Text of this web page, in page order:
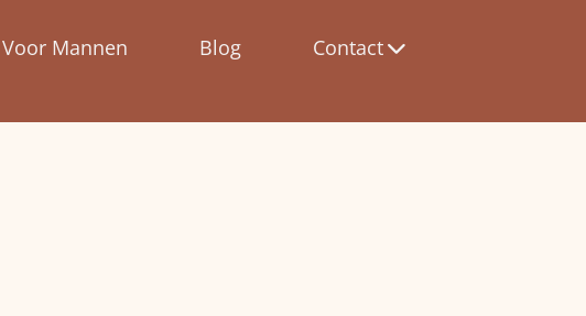
Voor Mannen Blog Contact